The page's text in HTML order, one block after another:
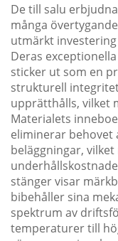
De till salu
många
utmärkt
Deras
sticker ut som en
strukturell
upprätthålls, vilket
Materialets
eliminerar behovet
beläggningar,
stänger visar
bibehåller sina
spektrum av
temperaturer till